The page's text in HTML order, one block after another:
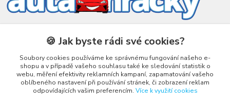
+420 775 231 066
honza@autahracky.cz
🍪 Jak byste rádi své cookies?
Soubory cookies používáme ke správnému fungování našeho e-
shopu a v případě vašeho souhlasu také ke sledování statistik o
webu, měření efektivity reklamních kampaní, zapamatování vašeho
oblíbeného nastavení při používání stránek, či zobrazení reklam
odpovídajících vašim preferencím. Více k využití cookies